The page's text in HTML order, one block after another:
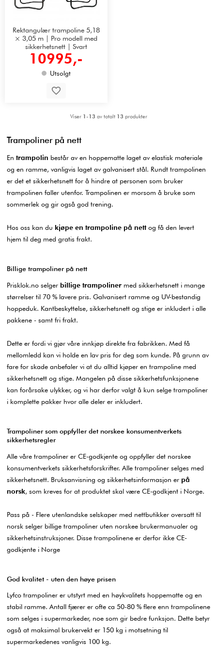
Rektangulær trampoline 5,18
× 3,05 m | Pro modell med
sikkerhetsnett | Svart
10995,-
Utsolgt
Viser 1-13 av totalt 13 produkter
Trampoliner på nett
En trampolin består av en hoppematte laget av elastisk materiale
og en ramme, vanligvis laget av galvanisert stål. Rundt trampolinen
er det et sikkerhetsnett for å hindre at personen som bruker
trampolinen faller utenfor. Trampolinen er morsom å bruke som
sommerlek og gir også god trening.
Hos oss kan du kjøpe en trampoline på nett og få den levert
hjem til deg med gratis frakt.
Billige trampoliner på nett
Prisklok.no selger billige trampoliner med sikkerhetsnett i mange
størrelser til 70 % lavere pris. Galvanisert ramme og UV-bestandig
hoppeduk. Kantbeskyttelse, sikkerhetsnett og stige er inkludert i alle
pakkene - samt fri frakt.
Dette er fordi vi gjør våre innkjøp direkte fra fabrikken. Med få
mellomledd kan vi holde en lav pris for deg som kunde. På grunn av
fare for skade anbefaler vi at du alltid kjøper en trampoline med
sikkerhetsnett og stige. Mangelen på disse sikkerhetsfunksjonene
kan forårsake ulykker, og vi har derfor valgt å kun selge trampoliner
i komplette pakker hvor alle deler er inkludert.
Trampoliner som oppfyller det norskee konsumentverkets
sikkerhetsregler
Alle våre trampoliner er CE-godkjente og oppfyller det norskee
konsumentverkets sikkerhetsforskrifter. Alle trampoliner selges med
sikkerhetsnett. Bruksanvisning og sikkerhetsinformasjon er på
norsk, som kreves for at produktet skal være CE-godkjent i Norge.
Pass på - Flere utenlandske selskaper med nettbutikker oversatt til
norsk selger billige trampoliner uten norskee brukermanualer og
sikkerhetsinstruksjoner. Disse trampolinene er derfor ikke CE-
godkjente i Norge
God kvalitet - uten den høye prisen
Lyfco trampoliner er utstyrt med en høykvalitets hoppematte og en
stabil ramme. Antall fjærer er ofte ca 50-80 % flere enn trampolinene
som selges i supermarkeder, noe som gir bedre funksjon. Dette betyr
også at maksimal brukervekt er 150 kg i motsetning til
supermarkedenes vanligvis 100 kg.